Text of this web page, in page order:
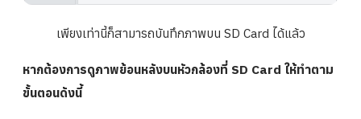
เพียงเท่านี้ก็สามารถบันทึกภาพบน SD Card ได้แล้ว
หากต้องการดูภาพย้อนหลังบนหัวกล้องที่ SD Card ให้ทำตาม
ขั้นตอนดังนี้